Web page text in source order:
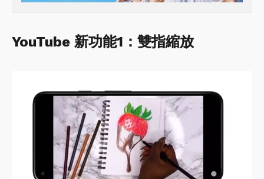
YouTube 新功能1：雙指縮放